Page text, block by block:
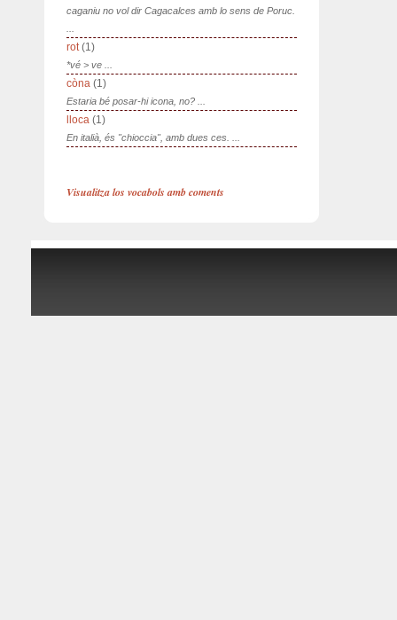
caganiu no vol dir Cagacalces amb lo sens de Poruc.
rot(1)
*vé > ve ...
còna (1)
Estaria bé posar-hi icona, no? ...
lloca (1)
En italià, és "chioccia", amb dues ces. ...
Visualitza los vocabols amb coments